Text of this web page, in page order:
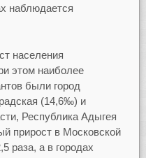
наблюдается
населения
этом наиболее
были город
(14,6‰) и
Республика Адыгея
прирост в Московской
раза, а в городах